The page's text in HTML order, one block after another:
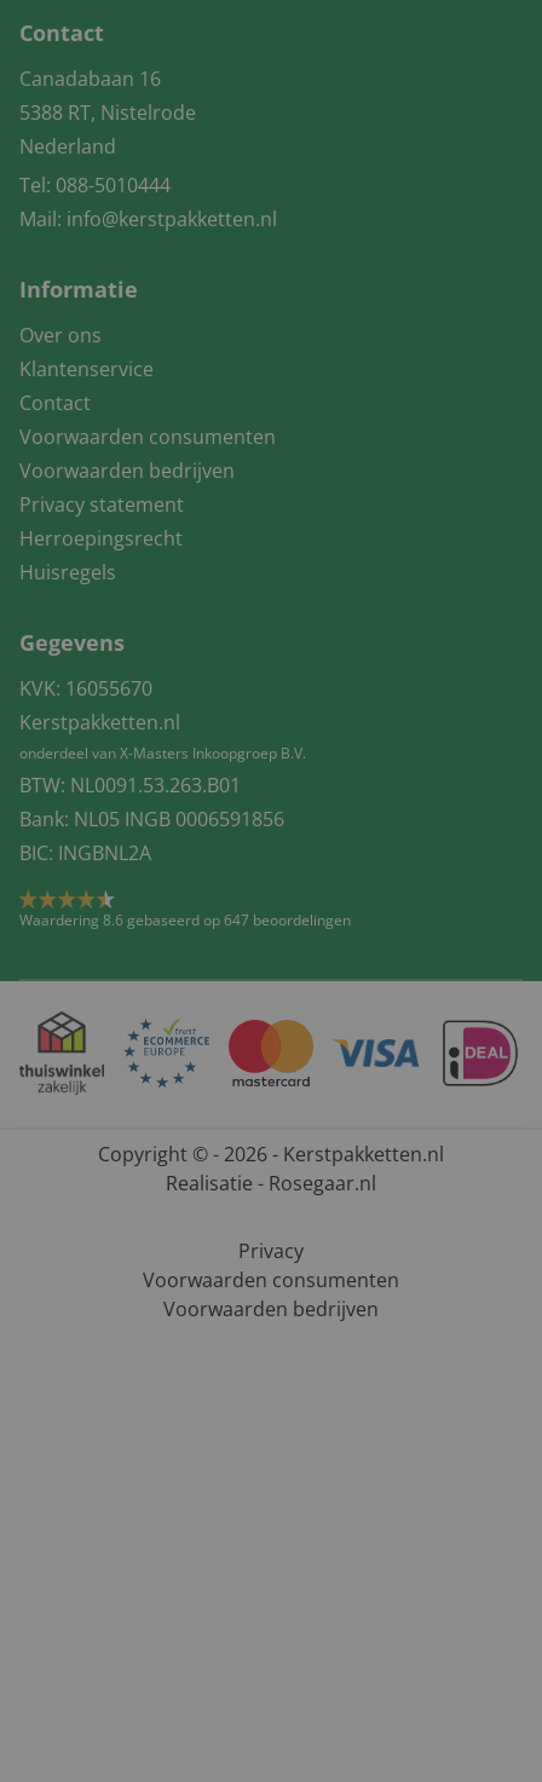
Contact
Canadabaan 16
5388 RT, Nistelrode
Nederland
Tel: 088-5010444
Mail: info@kerstpakketten.nl
Informatie
Over ons
Klantenservice
Contact
Voorwaarden consumenten
Voorwaarden bedrijven
Privacy statement
Herroepingsrecht
Huisregels
Gegevens
KVK: 16055670
Kerstpakketten.nl
onderdeel van X-Masters Inkoopgroep B.V.
BTW: NL0091.53.263.B01
Bank: NL05 INGB 0006591856
BIC: INGBNL2A
Waardering 8.6 gebaseerd op 647 beoordelingen
Copyright © - 2026 - Kerstpakketten.nl
Realisatie - Rosegaar.nl
Privacy
Voorwaarden consumenten
Voorwaarden bedrijven